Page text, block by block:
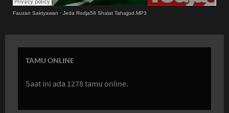
Fauzan Saktyawan · Jeda Rodja58 Shalat Tahajjud.MP3
TAMU ONLINE
Saat ini ada 1278 tamu online.